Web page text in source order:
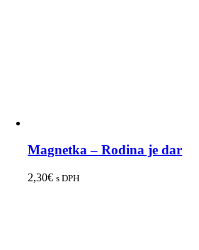
Magnetka – Rodina je dar
2,30€ s DPH